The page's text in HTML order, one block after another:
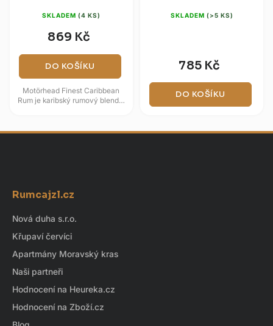
SKLADEM (4 KS)
869 Kč
DO KOŠÍKU
Motörhead Finest Caribbean
Rum je karibský rumový blend s
SKLADEM (>5 KS)
785 Kč
DO KOŠÍKU
Rumcajzl.cz
Nová duha s.r.o.
Křupaví červíci
Apartmány Moravský kras
Naši partneři
Hodnocení na Heureka.cz
Hodnocení na Zboží.cz